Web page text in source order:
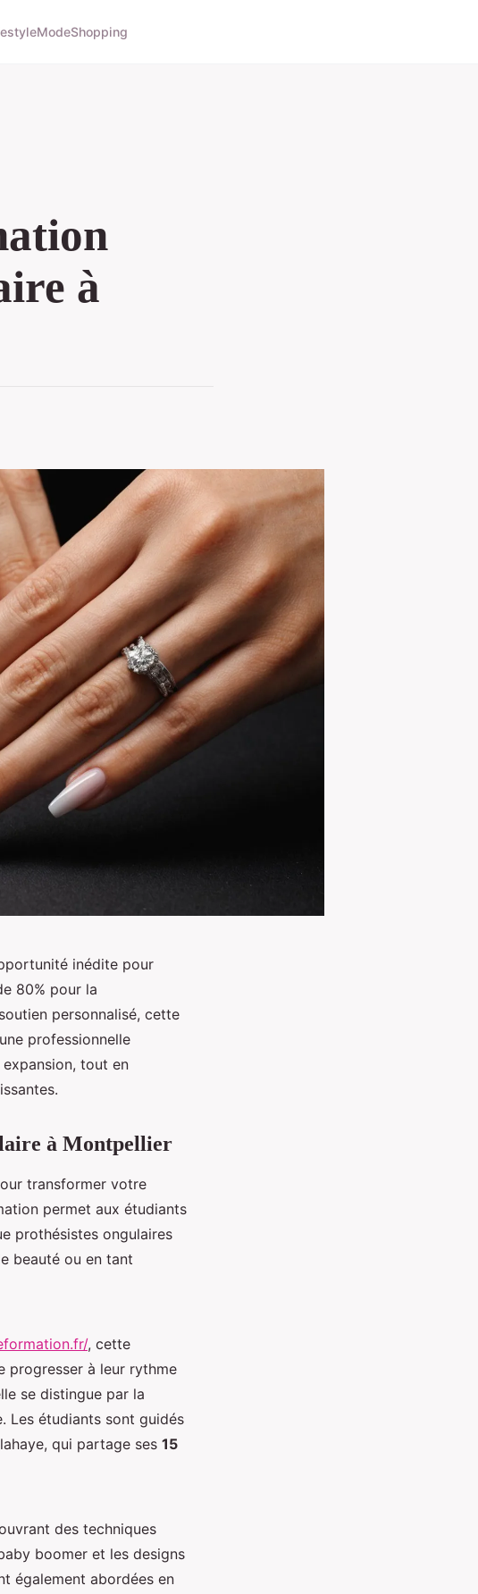
ModeShopping
à
inédite pour
80% pour la
personnalisé, cette
professionnelle
tout en
à Montpellier
transformer votre
permet aux étudiants
prothésistes ongulaires
beauté ou en tant
, cette
progresser à leur rythme
se distingue par la
Les étudiants sont guidés
qui partage ses 15
des techniques
boomer et les designs
également abordées en